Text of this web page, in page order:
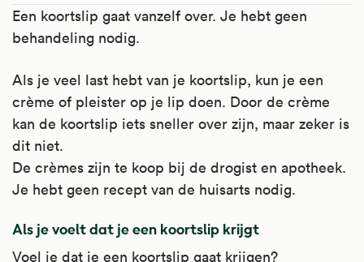
substitutietherapie.
zijn:
Kijk voor meer informatie op
Apotheek.nl
.
Een koortslip gaat vanzelf over. Je hebt geen
behandeling nodig.
Als je veel last hebt van je koortslip, kun je een
crème of pleister op je lip doen. Door de crème
kan de koortslip iets sneller over zijn, maar zeker is
dit niet.
De crèmes zijn te koop bij de drogist en apotheek.
Je hebt geen recept van de huisarts nodig.
Als je voelt dat je een koortslip krijgt
Voel je dat je een koortslip gaat krijgen?